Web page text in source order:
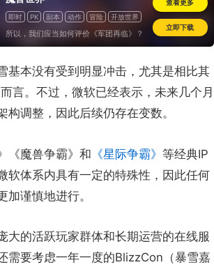
即时 PK 副本 动作 冒险
开放世界
海外
怀旧
所以，我们应当如何评价《军团再临》？
查看更多
立即下载
基本没有受到明显冲击，尤其是相比其
言。不过，微软已经表示，未来几个月
构调整，因此后续仍存在变数。
《魔兽争霸》和 《星际争霸》 等经典IP
软体系内具有一定的特殊性，因此任何
加谨慎地进行。
大的活跃玩家群体和长期运营的在线服
需要考虑一年一度的BlizzCon（暴雪嘉